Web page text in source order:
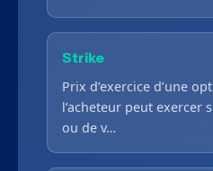
Strike
Prix d’exercice d’une
l’acheteur peut exercer
ou de v…